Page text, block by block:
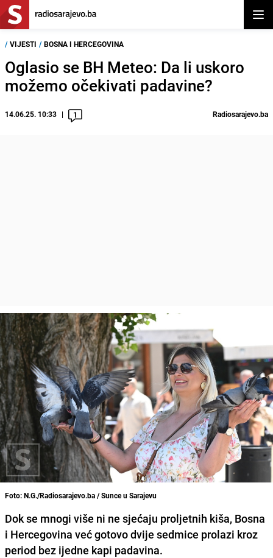
/ VIJESTI / BOSNA I HERCEGOVINA
Oglasio se BH Meteo: Da li uskoro
možemo očekivati padavine?
14.06.25. 10:33 1 Radiosarajevo.ba
Foto: N.G./Radiosarajevo.ba / Sunce u Sarajevu
Dok se mnogi više ni ne sjećaju proljetnih kiša, Bosna
i Hercegovina već gotovo dvije sedmice prolazi kroz
period bez ijedne kapi padavina.